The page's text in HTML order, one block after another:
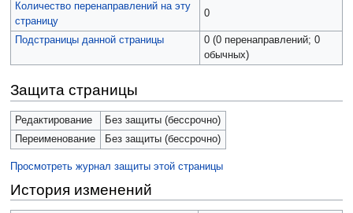
Количество перенаправлений на эту
страницу
0
Подстраницы данной страницы
0 (0 перенаправлений; 0
обычных)
Защита страницы
Редактирование
Без защиты (бессрочно)
Переименование
Без защиты (бессрочно)
Просмотреть журнал защиты этой страницы
История изменений